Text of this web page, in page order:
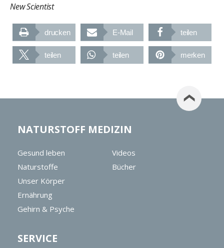
New Scientist
drucken E-Mail teilen
teilen teilen merken
NATURSTOFF MEDIZIN
Gesund leben
Naturstoffe
Unser Körper
Ernährung
Gehirn & Psyche
Videos
Bücher
SERVICE